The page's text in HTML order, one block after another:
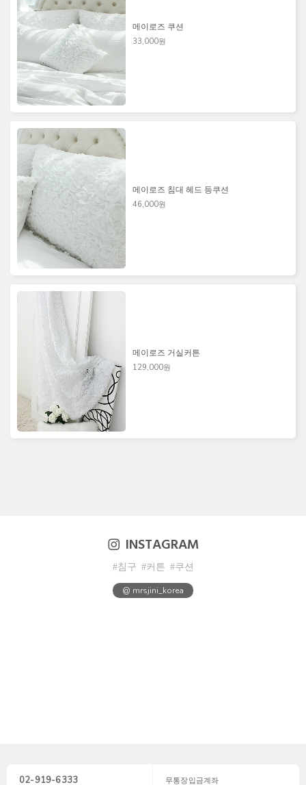
메이로즈 쿠션
33,000원
메이로즈 침대 헤드 등쿠션
46,000원
메이로즈 거실커튼
129,000원
INSTAGRAM
#침구 #커튼 #쿠션
@ mrsjini_korea
02-919-6333 무통장입금계좌